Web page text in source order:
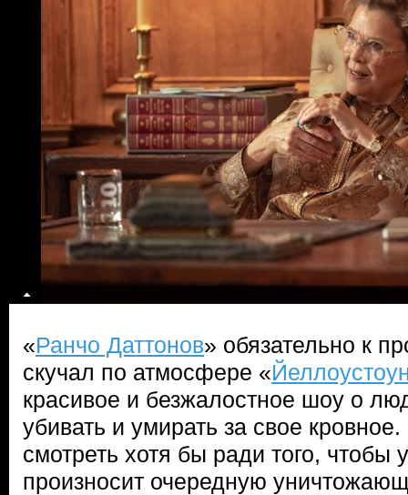
«Ранчо Даттонов» обязательно к
скучал по атмосфере «
красивое и безжалостное шоу о
убивать и умирать за свое
смотреть хотя бы ради того, чтобы
произносит очередную